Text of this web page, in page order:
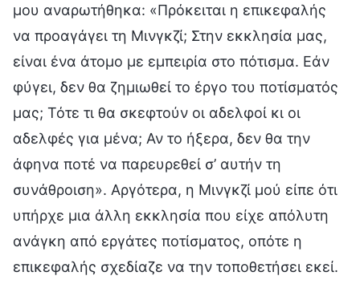
μου αναρωτήθηκα: «Πρόκειται η επικεφαλής
να προαγάγει τη Μινγκζί; Στην εκκλησία μας,
είναι ένα άτομο με εμπειρία στο πότισμα. Εάν
φύγει, δεν θα ζημιωθεί το έργο του ποτίσματός
μας; Τότε τι θα σκεφτούν οι αδελφοί κι οι
αδελφές για μένα; Αν το ήξερα, δεν θα την
άφηνα ποτέ να παρευρεθεί σ’ αυτήν τη
συνάθροιση». Αργότερα, η Μινγκζί μού είπε ότι
υπήρχε μια άλλη εκκλησία που είχε απόλυτη
ανάγκη από εργάτες ποτίσματος, οπότε η
επικεφαλής σχεδίαζε να την τοποθετήσει εκεί.